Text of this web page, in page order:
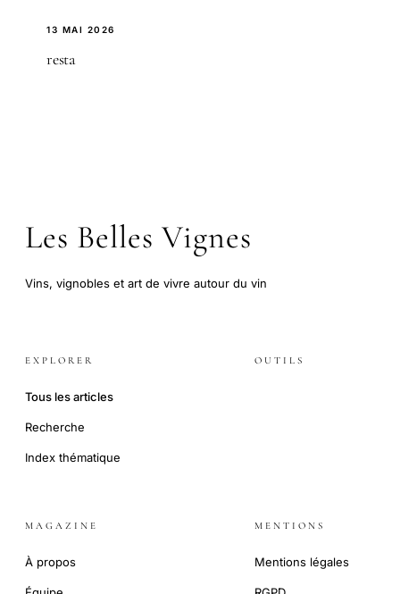
13 MAI 2026
resta
Les Belles Vignes
Vins, vignobles et art de vivre autour du vin
EXPLORER
Tous les articles
Recherche
Index thématique
OUTILS
MAGAZINE
À propos
MENTIONS
Mentions légales